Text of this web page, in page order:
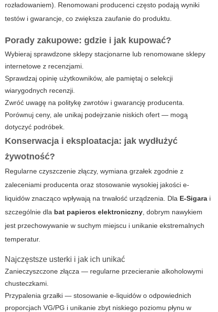
rozładowaniem). Renomowani producenci często podają wyniki
testów i gwarancje, co zwiększa zaufanie do produktu.
Porady zakupowe: gdzie i jak kupować?
Wybieraj sprawdzone sklepy stacjonarne lub renomowane sklepy
internetowe z recenzjami.
Sprawdzaj opinię użytkowników, ale pamiętaj o selekcji
wiarygodnych recenzji.
Zwróć uwagę na politykę zwrotów i gwarancję producenta.
Porównuj ceny, ale unikaj podejrzanie niskich ofert — mogą
dotyczyć podróbek.
Konserwacja i eksploatacja: jak wydłużyć
żywotność?
Regularne czyszczenie złączy, wymiana grzałek zgodnie z
zaleceniami producenta oraz stosowanie wysokiej jakości e-
liquidów znacząco wpływają na trwałość urządzenia. Dla E-Sigara i
szczególnie dla bat papieros elektroniczny , dobrym nawykiem
jest przechowywanie w suchym miejscu i unikanie ekstremalnych
temperatur.
Najczęstsze usterki i jak ich unikać
Zanieczyszczone złącza — regularne przecieranie alkoholowymi
chusteczkami.
Przypalenia grzałki — stosowanie e-liquidów o odpowiednich
proporcjach VG/PG i unikanie zbyt niskiego poziomu płynu w